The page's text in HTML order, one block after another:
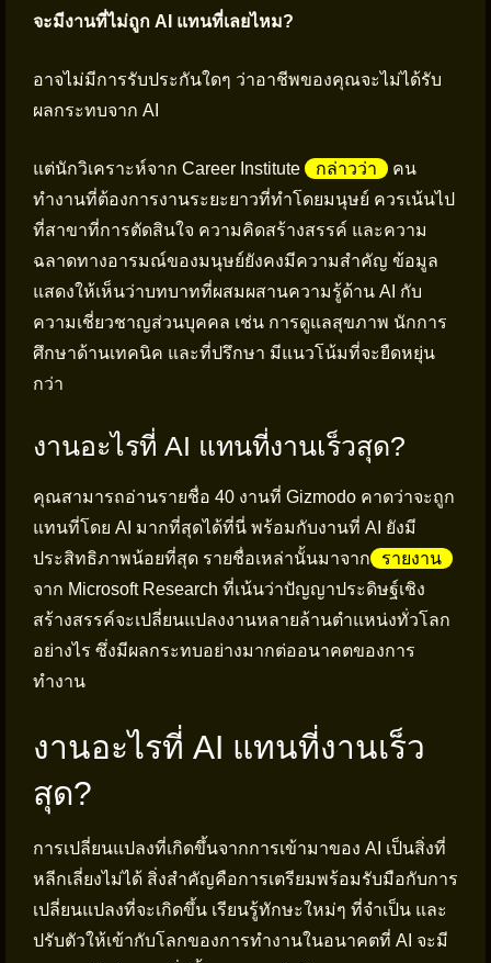
จะมีงานที่ไม่ถูก AI แทนที่เลยไหม?
อาจไม่มีการรับประกันใดๆ ว่าอาชีพของคุณจะไม่ได้รับ
ผลกระทบจาก AI
แต่นักวิเคราะห์จาก Career Institute กล่าวว่า
คน
ทำงานที่ต้องการงานระยะยาวที่ทำโดยมนุษย์ ควรเน้นไป
ที่สาขาที่การตัดสินใจ ความคิดสร้างสรรค์ และความ
ฉลาดทางอารมณ์ของมนุษย์ยังคงมีความสำคัญ ข้อมูล
แสดงให้เห็นว่าบทบาทที่ผสมผสานความรู้ด้าน AI กับ
ความเชี่ยวชาญส่วนบุคคล เช่น การดูแลสุขภาพ นักการ
ศึกษาด้านเทคนิค และที่ปรึกษา มีแนวโน้มที่จะยืดหยุ่น
กว่า
งานอะไรที่ AI แทนที่งานเร็วสุด?
คุณสามารถอ่านรายชื่อ 40 งานที่ Gizmodo คาดว่าจะถูก
แทนที่โดย AI มากที่สุดได้ที่นี่ พร้อมกับงานที่ AI ยังมี
ประสิทธิภาพน้อยที่สุด รายชื่อเหล่านั้นมาจาก
รายงาน
จาก Microsoft Research ที่เน้นว่าปัญญาประดิษฐ์เชิง
สร้างสรรค์จะเปลี่ยนแปลงงานหลายล้านตำแหน่งทั่วโลก
อย่างไร ซึ่งมีผลกระทบอย่างมากต่ออนาคตของการ
ทำงาน
งานอะไรที่ AI แทนที่งานเร็ว
สุด?
การเปลี่ยนแปลงที่เกิดขึ้นจากการเข้ามาของ AI เป็นสิ่งที่
หลีกเลี่ยงไม่ได้ สิ่งสำคัญคือการเตรียมพร้อมรับมือกับการ
เปลี่ยนแปลงที่จะเกิดขึ้น เรียนรู้ทักษะใหม่ๆ ที่จำเป็น และ
ปรับตัวให้เข้ากับโลกของการทำงานในอนาคตที่ AI จะมี